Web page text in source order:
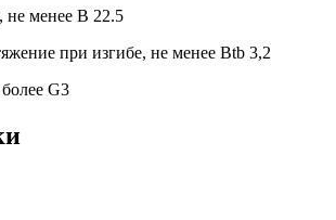
не менее В 22.5
при изгибе, не менее Вtb 3,2
G3